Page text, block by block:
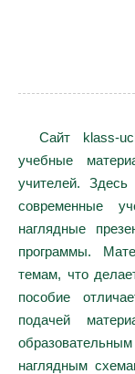
Сайт klass-
учебные
учителей.
современные
наглядные
программы.
темам, что
пособие
подачей
образовательным
наглядным